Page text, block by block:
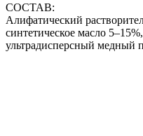
СОСТАВ:
Алифатический
синтетическое масло
ультрадисперсный медный